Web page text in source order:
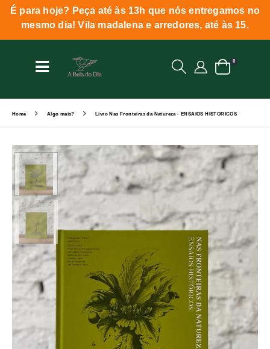
É para hoje? Peça até às 13h que nós entregamos no
mesmo dia! Vila madalena e arredores, até às 15.
0
Home Algo mais? Livro Nas Fronteiras da Natureza - ENSAIOS HISTORICOS